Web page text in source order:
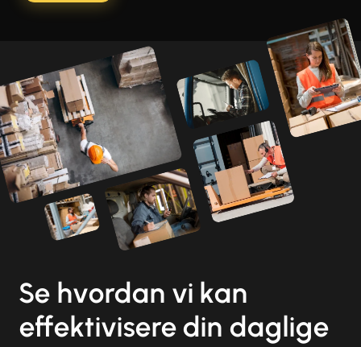
Se hvordan vi kan
effektivisere din daglige